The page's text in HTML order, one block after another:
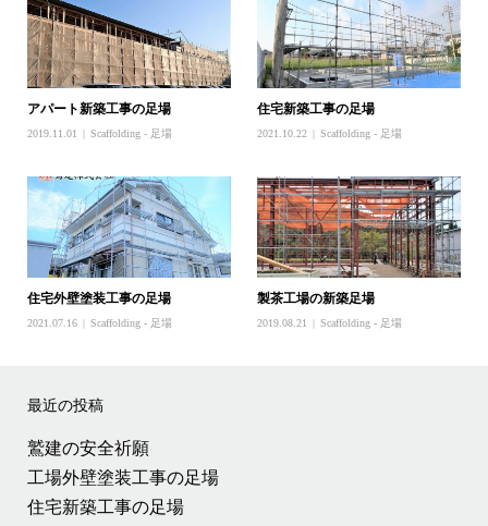
アパート新築工事の足場
2019.11.01 Scaffolding - 足場
住宅新築工事の足場
2021.10.22 Scaffolding - 足場
住宅外壁塗装工事の足場
2021.07.16 Scaffolding - 足場
製茶工場の新築足場
2019.08.21 Scaffolding - 足場
最近の投稿
鷲建の安全祈願
工場外壁塗装工事の足場
住宅新築工事の足場